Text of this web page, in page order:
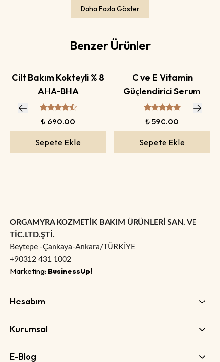
Daha Fazla Göster
Benzer Ürünler
Cilt Bakım Kokteyli % 8
AHA-BHA
₺ 690.00
Sepete Ekle
C ve E Vitamin
Güçlendirici Serum
₺ 590.00
Sepete Ekle
ORGAMYRA KOZMETİK BAKIM ÜRÜNLERİ SAN. VE
TİC.LTD.ŞTİ.
Beytepe -Çankaya-Ankara/TÜRKİYE
+90312 431 1002
Marketing: BusinessUp!
Hesabım
Kurumsal
E-Blog